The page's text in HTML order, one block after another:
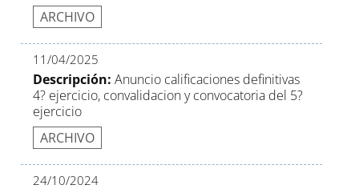
ARCHIVO
11/04/2025
Descripción:Anuncio calificaciones definitivas
4? ejercicio, convalidacion y convocatoria del 5?
ejercicio
ARCHIVO
24/10/2024